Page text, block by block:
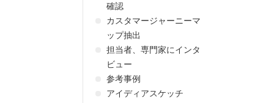
確認
カスタマージャーニーマ
ップ抽出
担当者、専門家にインタ
ビュー
参考事例
アイディアスケッチ